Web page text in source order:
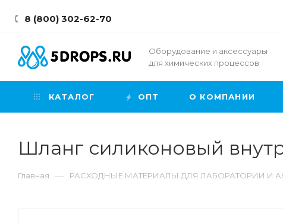
8 (800) 302-62-70
Оборудование и аксессуары
для химических процессов
КАТАЛОГ ОПТ О КОМПАНИИ
Шланг силиконовый
Главная — РАСХОДНЫЕ МАТЕРИАЛЫ ДЛЯ ЛАБОРАТОРИИ И